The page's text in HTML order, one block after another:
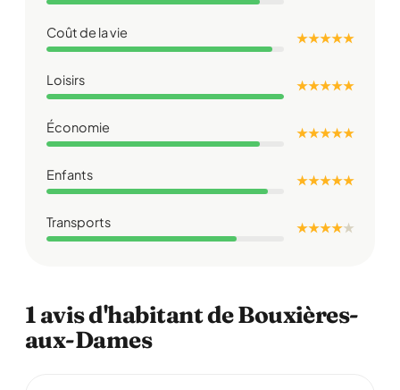
Coût de la vie ★ ★ ★ ★ ★
Loisirs ★ ★ ★ ★ ★
Économie ★ ★ ★ ★ ★
Enfants ★ ★ ★ ★ ★
Transports ★ ★ ★ ★★
1 avis d'habitant de Bouxières-
aux-Dames